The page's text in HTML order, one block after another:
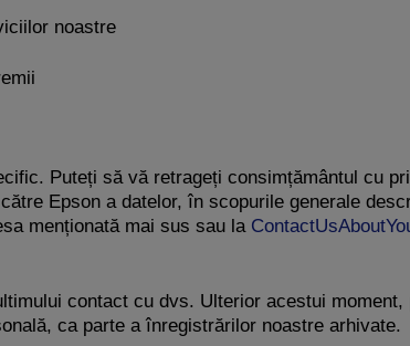
noastre
Puteți să vă retrageți consimțământul cu
Epson a datelor, în scopurile generale
menționată mai sus sau la
contact cu dvs. Ulterior acestui moment,
ca parte a înregistrărilor noastre arhivate.